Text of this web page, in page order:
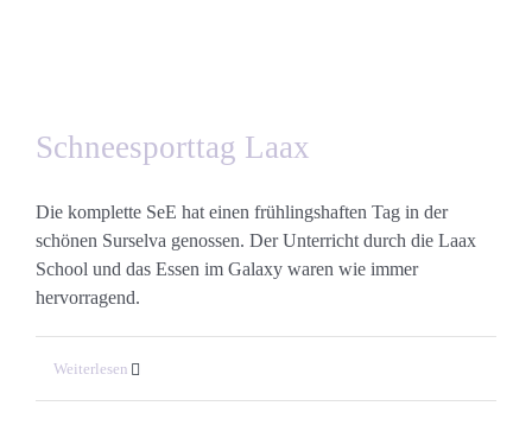
Schneesporttag Laax
Die komplette SeE hat einen frühlingshaften Tag in der
schönen Surselva genossen. Der Unterricht durch die Laax
School und das Essen im Galaxy waren wie immer
hervorragend.
Weiterlesen